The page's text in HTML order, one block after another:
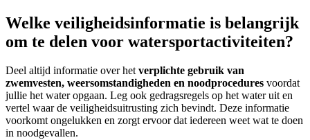
Welke veiligheidsinformatie is belangrijk
om te delen voor watersportactiviteiten?
Deel altijd informatie over hetverplichte gebruik van
zwemvesten, weersomstandigheden en noodprocedures voordat
jullie het water opgaan. Leg ook gedragsregels op het water uit en
vertel waar de veiligheidsuitrusting zich bevindt. Deze informatie
voorkomt ongelukken en zorgt ervoor dat iedereen weet wat te doen
in noodgevallen.